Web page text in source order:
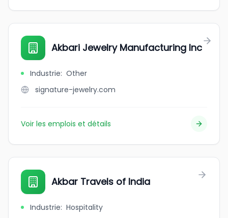
Akbari Jewelry Manufacturing Inc
Industrie: Other
signature-jewelry.com
Voir les emplois et détails
Akbar Travels of India
Industrie: Hospitality